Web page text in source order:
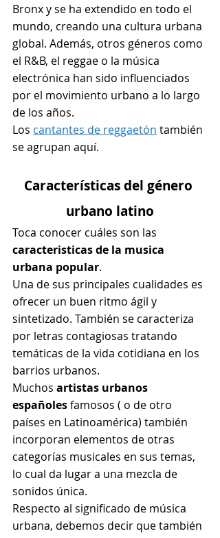
Bronx y se ha extendido en todo el
mundo, creando una cultura urbana
global. Además, otros géneros como
el R&B, el reggae o la música
electrónica han sido influenciados
por el movimiento urbano a lo largo
de los años.
Los cantantes de reggaetón también
se agrupan aquí.
Características del género
urbano latino
Toca conocer cuáles son las
caracteristicas de la musica
urbana popular.
Una de sus principales cualidades es
ofrecer un buen ritmo ágil y
sintetizado. También se caracteriza
por letras contagiosas tratando
temáticas de la vida cotidiana en los
barrios urbanos.
Muchos artistas urbanos
españoles famosos ( o de otro
países en Latinoamérica) también
incorporan elementos de otras
categorías musicales en sus temas,
lo cual da lugar a una mezcla de
sonidos única.
Respecto al significado de música
urbana, debemos decir que también